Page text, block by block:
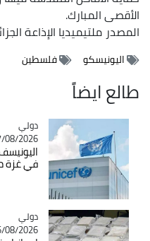
الأقصى المبارك.
المصدرملتيميديا الإذاعة
اليونيسكو
فلسطين
طالع ايضاً
Catégorie
دولي
07/08/2026 - 08:52
في غزة
Catégorie
دولي
06/08/2026 - 17:09